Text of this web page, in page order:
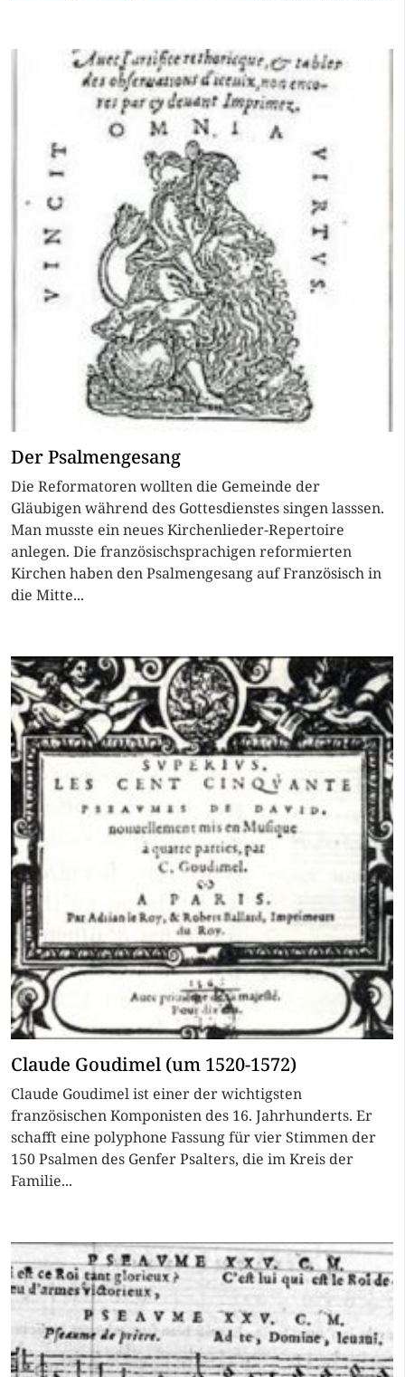
Der Psalmengesang
Die Reformatoren wollten die Gemeinde der
Gläubigen während des Gottesdienstes singen lasssen.
Man musste ein neues Kirchenlieder-Repertoire
anlegen. Die französischsprachigen reformierten
Kirchen haben den Psalmengesang auf Französisch in
die Mitte...
Claude Goudimel (um 1520-1572)
Claude Goudimel ist einer der wichtigsten
französischen Komponisten des 16. Jahrhunderts. Er
schafft eine polyphone Fassung für vier Stimmen der
150 Psalmen des Genfer Psalters, die im Kreis der
Familie...